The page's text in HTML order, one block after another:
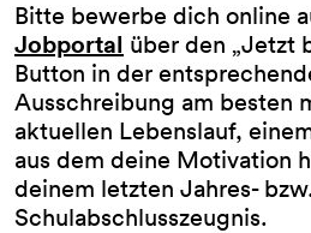
Bitte bewerbe dich online
Jobportal über den „Jetzt
Button in der
Ausschreibung am besten
aktuellen Lebenslauf,
aus dem deine Motivation
deinem letzten Jahres-
Schulabschlusszeugnis.